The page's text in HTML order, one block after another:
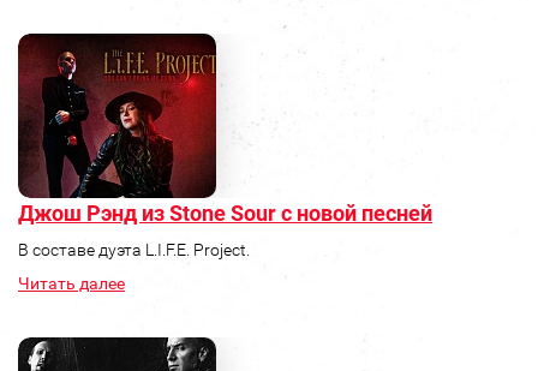
Джош Рэнд из Stone Sour с новой песней
В составе дуэта L.I.F.E. Project.
Читать далее